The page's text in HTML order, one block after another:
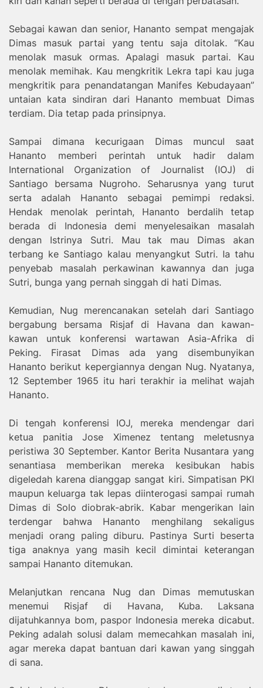
Sebagai kawan dan senior, Hananto sempat mengajak
Dimas masuk partai yang tentu saja ditolak. “Kau
menolak masuk ormas. Apalagi masuk partai. Kau
menolak memihak. Kau mengkritik Lekra tapi kau juga
mengkritik para penandatangan Manifes Kebudayaan”
untaian kata sindiran dari Hananto membuat Dimas
terdiam. Dia tetap pada prinsipnya.
Sampai dimana kecurigaan Dimas muncul saat
Hananto memberi perintah untuk hadir dalam
International Organization of Journalist (IOJ) di
Santiago bersama Nugroho. Seharusnya yang turut
serta adalah Hananto sebagai pemimpi redaksi.
Hendak menolak perintah, Hananto berdalih tetap
berada di Indonesia demi menyelesaikan masalah
dengan Istrinya Sutri. Mau tak mau Dimas akan
terbang ke Santiago kalau menyangkut Sutri. Ia tahu
penyebab masalah perkawinan kawannya dan juga
Sutri, bunga yang pernah singgah di hati Dimas.
Kemudian, Nug merencanakan setelah dari Santiago
bergabung bersama Risjaf di Havana dan kawan-
kawan untuk konferensi wartawan Asia-Afrika di
Peking. Firasat Dimas ada yang disembunyikan
Hananto berikut kepergiannya dengan Nug. Nyatanya,
12 September 1965 itu hari terakhir ia melihat wajah
Hananto.
Di tengah konferensi IOJ, mereka mendengar dari
ketua panitia Jose Ximenez tentang meletusnya
peristiwa 30 September. Kantor Berita Nusantara yang
senantiasa memberikan mereka kesibukan habis
digeledah karena dianggap sangat kiri. Simpatisan PKI
maupun keluarga tak lepas diinterogasi sampai rumah
Dimas di Solo diobrak-abrik. Kabar mengerikan lain
terdengar bahwa Hananto menghilang sekaligus
menjadi orang paling diburu. Pastinya Surti beserta
tiga anaknya yang masih kecil dimintai keterangan
sampai Hananto ditemukan.
Melanjutkan rencana Nug dan Dimas memutuskan
menemui Risjaf di Havana, Kuba. Laksana
dijatuhkannya bom, paspor Indonesia mereka dicabut.
Peking adalah solusi dalam memecahkan masalah ini,
agar mereka dapat bantuan dari kawan yang singgah
di sana.